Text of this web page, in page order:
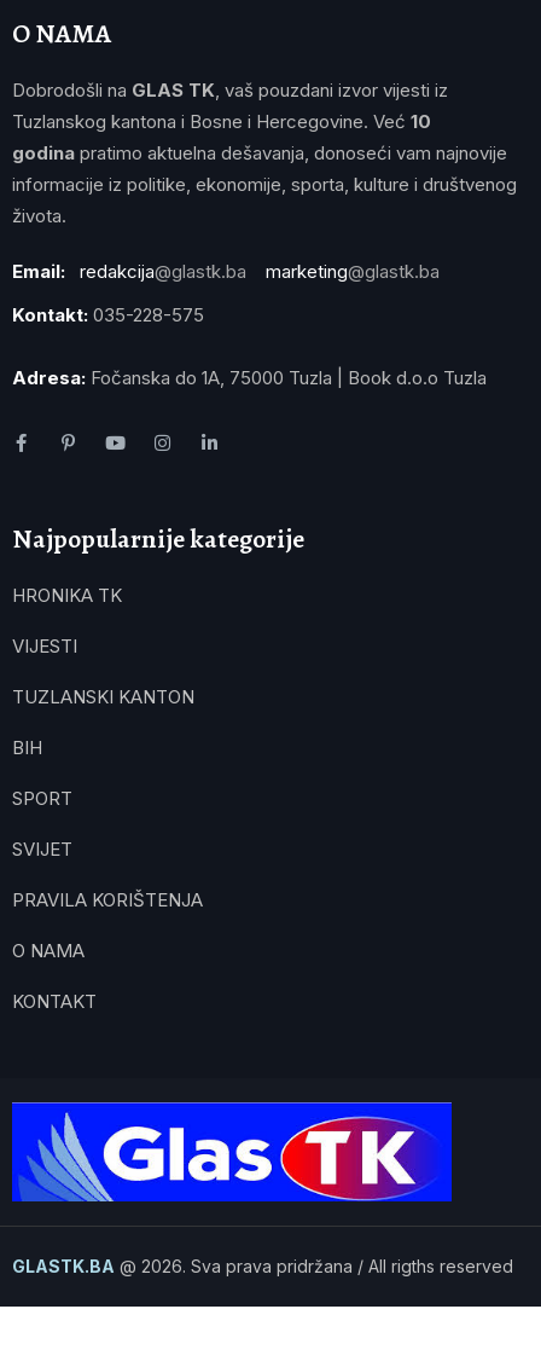
O NAMA
Dobrodošli na GLAS TK , vaš pouzdani izvor vijesti iz
Tuzlanskog kantona i Bosne i Hercegovine. Već 10
godina pratimo aktuelna dešavanja, donoseći vam najnovije
informacije iz politike, ekonomije, sporta, kulture i društvenog
života.
Email: redakcija@glastk.ba marketing@glastk.ba
Kontakt: 035-228-575
Adresa: Fočanska do 1A, 75000 Tuzla | Book d.o.o Tuzla
Najpopularnije kategorije
HRONIKA TK
VIJESTI
TUZLANSKI KANTON
BIH
SPORT
SVIJET
PRAVILA KORIŠTENJA
O NAMA
KONTAKT
GLASTK.BA @ 2026. Sva prava pridržana / All rigths reserved